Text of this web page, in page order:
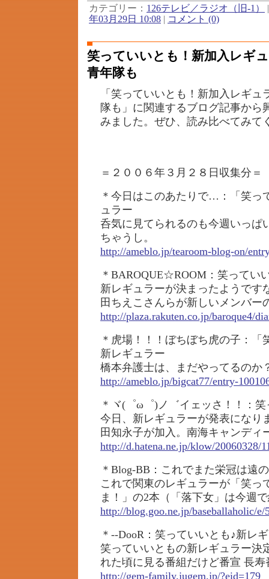
カテゴリー： 126テレビ／ラジオ（旧-1）
年03月29日 10:08 | コメント (0)
笑っていいとも！新加入レギ
青年隊も
「笑っていいとも！新加入レギュ
隊も」に関連するブログ記事から
みました。ぜひ、読み比べてみて
＝２００６年３月２８日収集分＝
＊今日はこのあたりで…：「笑っ
ュラー
呑気に見てられるのも今週いっぱ
ちゃうし。
http://ameblo.jp/tearoom-blog-on/
＊BAROQUE☆ROOM：笑ってい
新レギュラーが決まったようです
田ちえこさんらが新しいメンバー
http://plaza.rakuten.co.jp/baroque4/
＊虎場！！！ぼちぼち虎の子：「
新レギュラー
橋本弁護士は、まだやってるのか
http://ameblo.jp/bigcat77/entry-
＊ヾ(゜ω゜)ノ゛イェッさ！！：
今日、新レギュラーが発表になり
田知永子が加入。南海キャンディ
http://d.hatena.ne.jp/klow/20060328/
＊Blog-BB：これでまた栄冠は遠
これで関東のレギュラーが「笑っ
ま！」の2本（「落下女」は今週
http://blog.goo.ne.jp/baseballaholic/e/
＊--DooR：笑っていいとも♪新レ
笑っていいともの新レギュラー決
れた頃に見る番組だけど番宣 長寿
http://gem-family.jugem.jp/?eid=179